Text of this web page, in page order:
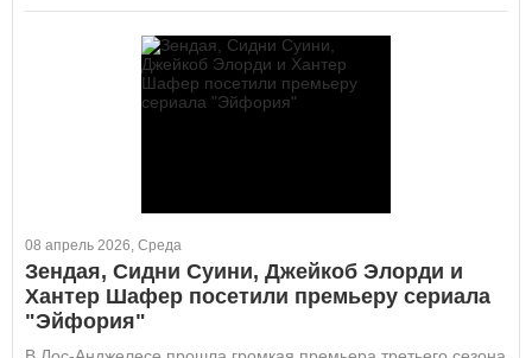
08 апрель 2026, Среда
Зендая, Сидни Суини, Джейкоб Элорди и
Хантер Шафер посетили премьеру сериала
"Эйфория"